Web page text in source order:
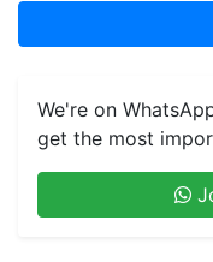
We're on
get the most